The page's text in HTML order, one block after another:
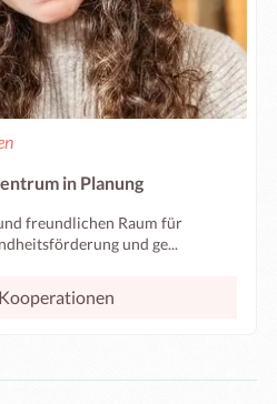
in Planung
freundlichen Raum für
und ge...